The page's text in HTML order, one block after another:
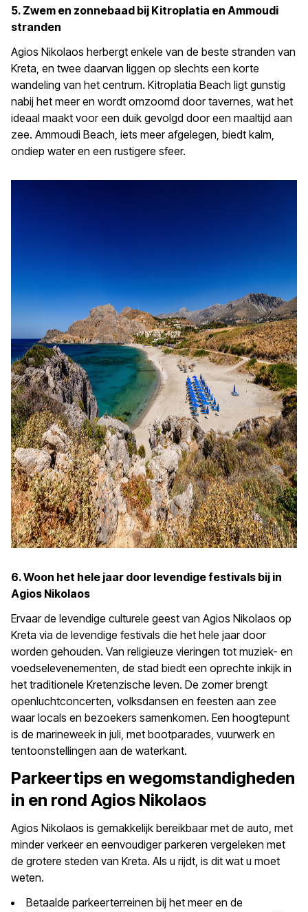
5. Zwem en zonnebaad bij Kitroplatia en Ammoudi
stranden
Agios Nikolaos herbergt enkele van de beste stranden van
Kreta, en twee daarvan liggen op slechts een korte
wandeling van het centrum. Kitroplatia Beach ligt gunstig
nabij het meer en wordt omzoomd door tavernes, wat het
ideaal maakt voor een duik gevolgd door een maaltijd aan
zee. Ammoudi Beach, iets meer afgelegen, biedt kalm,
ondiep water en een rustigere sfeer.
6. Woon het hele jaar door levendige festivals bij in
Agios Nikolaos
Ervaar de levendige culturele geest van Agios Nikolaos op
Kreta via de levendige festivals die het hele jaar door
worden gehouden. Van religieuze vieringen tot muziek- en
voedselevenementen, de stad biedt een oprechte inkijk in
het traditionele Kretenzische leven. De zomer brengt
openluchtconcerten, volksdansen en feesten aan zee
waar locals en bezoekers samenkomen. Een hoogtepunt
is de marineweek in juli, met bootparades, vuurwerk en
tentoonstellingen aan de waterkant.
Parkeertips en wegomstandigheden
in en rond Agios Nikolaos
Agios Nikolaos is gemakkelijk bereikbaar met de auto, met
minder verkeer en eenvoudiger parkeren vergeleken met
de grotere steden van Kreta. Als u rijdt, is dit wat u moet
weten.
Betaalde parkeerterreinen bij het meer en de